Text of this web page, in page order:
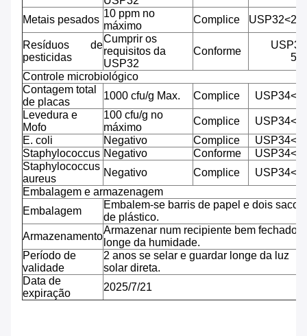
Metais pesados
10 ppm no
máximo
Complice
Resíduos de
pesticidas
Cumprir os
requisitos da
USP32
Conforme
Controle microbiológico
Contagem total
de placas
1000 cfu/g Max. Complice
Levedura e
Mofo
100 cfu/g no
máximo
Complice
E. coli
Negativo Complice
Staphylococcus Negativo Conforme
Staphylococcus
aureus
Negativo Complice
Embalagem e armazenagem
Embalagem
Embalem-se barris de papel e dois sacos
de plástico.
Armazenamento
Armazenar num recipiente bem fechado,
longe da humidade.
Período de
validade
2 anos se selar e guardar longe da luz
solar direta.
Data de
expiração
2025/7/21